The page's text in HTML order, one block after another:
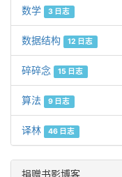
数学 3 日志
数据结构 12 日志
碎碎念 15 日志
算法 9 日志
译林 46 日志
捐赠书影博客